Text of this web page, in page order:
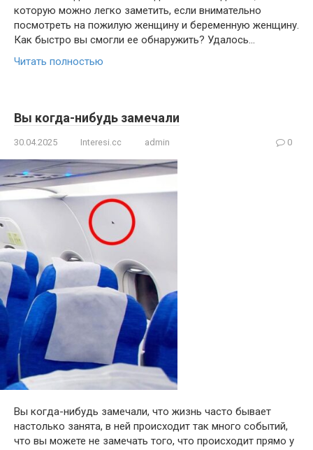
которую можно легко заметить, если внимательно
посмотреть на пожилую женщину и беременную женщину.
Как быстро вы смогли ее обнаружить? Удалось…
Читать полностью
Вы когда-нибудь замечали
30.04.2025 Interesi.cc admin 0
Вы когда-нибудь замечали, что жизнь часто бывает
настолько занята, в ней происходит так много событий,
что вы можете не замечать того, что происходит прямо у